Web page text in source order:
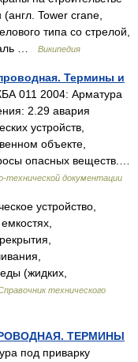
Tower crane,
типа со стрелой,
…
Википедия
Термины и
011 2004: Арматура
2.29 авария
устройств,
объекте,
опасных веществ.…
технической документации
устройство,
(жидких,
технического
ТЕРМИНЫ
под приварку